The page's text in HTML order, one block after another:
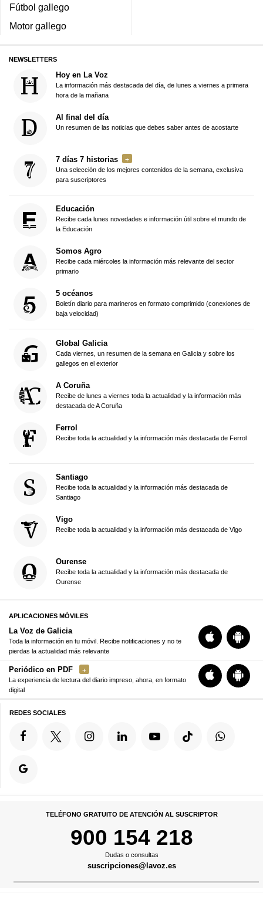
Fútbol gallego
Motor gallego
NEWSLETTERS
Hoy en La Voz
La información más destacada del día, de lunes a viernes a primera
hora de la mañana
Al final del día
Un resumen de las noticias que debes saber antes de acostarte
7 días 7 historias
Una selección de los mejores contenidos de la semana, exclusiva
para suscriptores
Educación
Recibe cada lunes novedades e información útil sobre el mundo de
la Educación
Somos Agro
Recibe cada miércoles la información más relevante del sector
primario
5 océanos
Boletín diario para marineros en formato comprimido (conexiones de
baja velocidad)
Global Galicia
Cada viernes, un resumen de la semana en Galicia y sobre los
gallegos en el exterior
A Coruña
Recibe de lunes a viernes toda la actualidad y la información más
destacada de A Coruña
Ferrol
Recibe toda la actualidad y la información más destacada de Ferrol
Santiago
Recibe toda la actualidad y la información más destacada de
Santiago
Vigo
Recibe toda la actualidad y la información más destacada de Vigo
Ourense
Recibe toda la actualidad y la información más destacada de
Ourense
APLICACIONES MÓVILES
La Voz de Galicia
Toda la información en tu móvil. Recibe notificaciones y no te
pierdas la actualidad más relevante
Periódico en PDF
La experiencia de lectura del diario impreso, ahora, en formato
digital
REDES SOCIALES
TELÉFONO GRATUITO DE ATENCIÓN AL SUSCRIPTOR
900 154 218
Dudas o consultas
suscripciones@lavoz.es